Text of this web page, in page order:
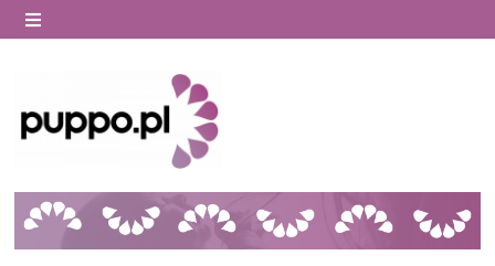
Skip
to
MENU